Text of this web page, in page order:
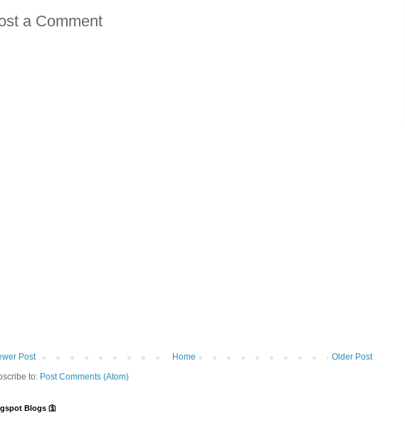
a Comment
Post Older Post
Home
to: Post Comments (Atom)
Blogs 🛐